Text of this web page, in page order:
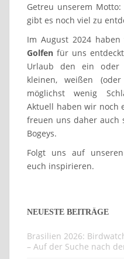
Getreu unserem Motto:
gibt es noch viel zu
Im August 2024
Golfen für uns
Urlaub den ein oder
kleinen, weißen
möglichst wenig
Aktuell haben wir noch
freuen uns daher auch
Bogeys.
Folgt uns auf
euch inspirieren.
NEUESTE BEITRÄGE
Brasilien 2026:
– Auf der Suche nach